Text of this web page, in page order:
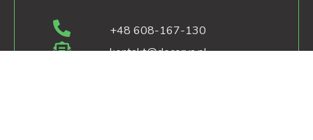
+48 608-167-130
kontakt@decorya.pl